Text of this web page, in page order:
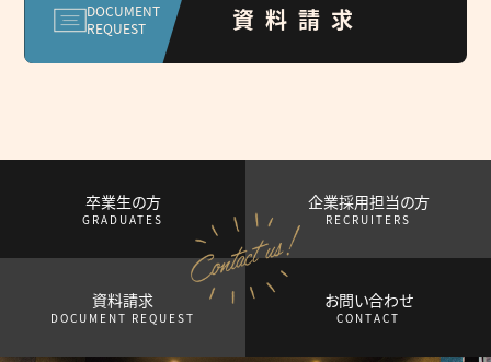
DOCUMENT
REQUEST
資料請求
卒業生の方
GRADUATES
企業採用担当の方
RECRUITERS
資料請求
DOCUMENT REQUEST
お問い合わせ
CONTACT